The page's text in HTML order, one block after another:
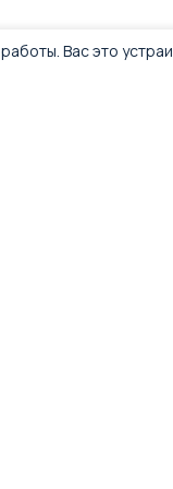
Вас это